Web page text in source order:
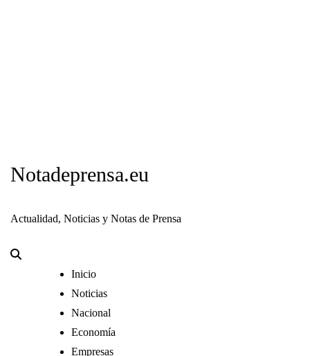
Notadeprensa.eu
Actualidad, Noticias y Notas de Prensa
Inicio
Noticias
Nacional
Economía
Empresas